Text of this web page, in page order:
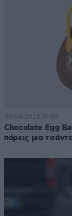
08·04·2026 10:00
Chocolate Egg
πάρεις μια